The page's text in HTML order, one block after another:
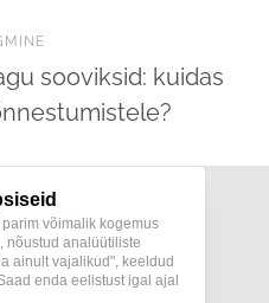
sooviksid: kuidas
Mari Pukk
võimalik kogemus
nõustud analüütiliste
ainult vajalikud", keeldud
enda eelistust igal ajal